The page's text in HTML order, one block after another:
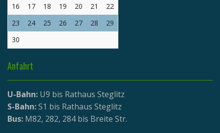
16
17 18 19 20 21
22
23
24 25 26 27 28
29
30
Anfahrt
U-Bahn: U9 bis Rathaus Steglitz
S-Bahn:S1 bis Rathaus Steglitz
Bus: M82, 282, 284 bis Breite Str.